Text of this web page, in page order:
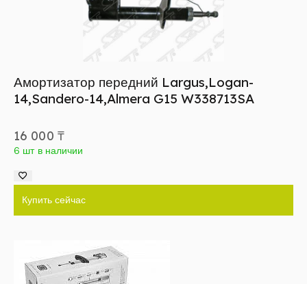
Амортизатор передний Largus,Logan-
14,Sandero-14,Almera G15 W338713SA
16 000 ₸
6 шт в наличии
Купить сейчас